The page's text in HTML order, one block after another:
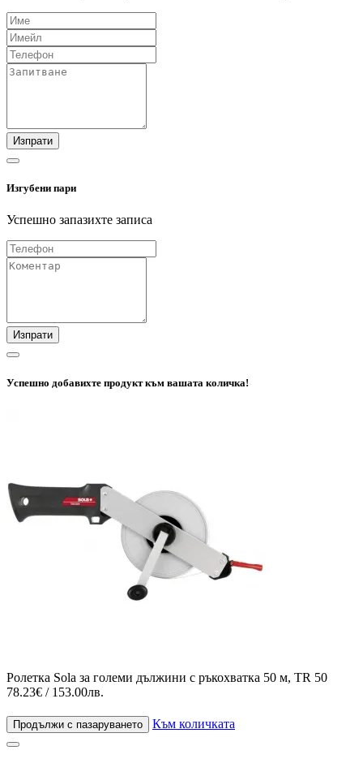
Изпрати
Изгубени пари
Успешно запазихте записа
Изпрати
Успешно добавихте продукт към вашата количка!
Ролетка Sola за големи дължини с ръкохватка 50 м, TR 50
78.23€ / 153.00лв.
Продължи с пазаруването Към количката